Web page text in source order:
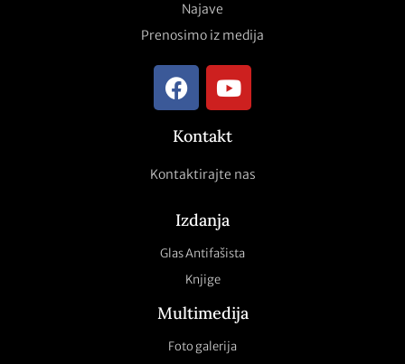
Najave
Prenosimo iz medija
Kontakt
Kontaktirajte nas
Izdanja
Glas Antifašista
Knjige
Multimedija
Foto galerija